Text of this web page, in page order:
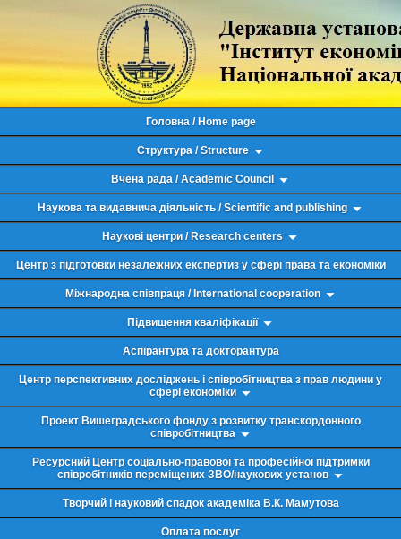
Головна / Home page
Структура / Structure
Вчена рада / Academic Council
Наукова та видавнича діяльність / Scientific and publishing
Наукові центри / Research centers
Центр з підготовки незалежних експертиз у сфері права та економіки
Міжнародна співпраця / International cooperation
Підвищення кваліфікації
Аспірантура та докторантура
Центр перспективних досліджень і співробітництва з прав людини у
сфері економіки
Проект Вишеградського фонду з розвитку транскордонного
співробітництва
Ресурсний Центр соціально-правової та професійної підтримки
співробітників переміщених ЗВО/наукових установ
Творчий і науковий спадок академіка В.К. Мамутова
Оплата послуг